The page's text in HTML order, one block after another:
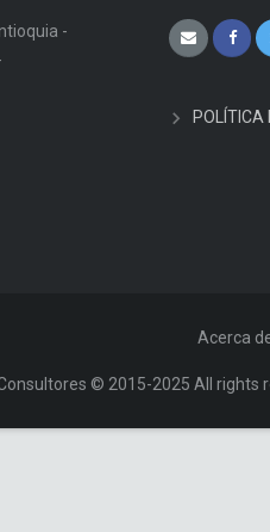
-
POLÍTICA
Acerca
© 2015-2025 All rights